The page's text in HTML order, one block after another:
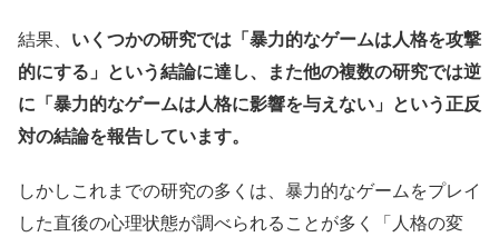
結果、 いくつかの研究では「暴力的なゲームは人格を攻撃
的にする」という結論に達し、また他の複数の研究では逆
に「暴力的なゲームは人格に影響を与えない」という正反
対の結論を報告しています。
しかしこれまでの研究の多くは、暴力的なゲームをプレイ
した直後の心理状態が調べられることが多く「人格の変